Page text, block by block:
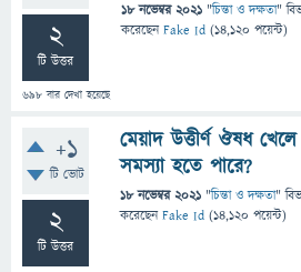
2
টি উত্তর
698 বার দেখা হয়েছে
18 নভেম্বর 2021 "চিন্তা ও দক্ষতা"
করেছেনFake Id (14,120 পয়েন্ট)
+1
টি ভোট
2
টি উত্তর
মেয়াদ উত্তীর্ণ ঔষধ
সমস্যা হতে পারে?
18 নভেম্বর 2021 "চিন্তা ও দক্ষতা"
করেছেনFake Id (14,120 পয়েন্ট)